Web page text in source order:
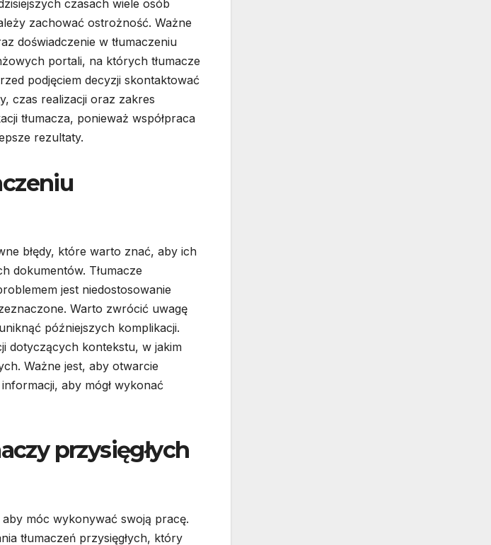
czasach wiele osób
zachować ostrożność. Ważne
doświadczenie w tłumaczeniu
portali, na których tłumacze
podjęciem decyzji skontaktować
czas realizacji oraz zakres
tłumacza, ponieważ współpraca
rezultaty.
błędy, które warto znać, aby ich
dokumentów. Tłumacze
jest niedostosowanie
Warto zwrócić uwagę
późniejszych komplikacji.
dotyczących kontekstu, w jakim
Ważne jest, aby otwarcie
aby mógł wykonać
przysięgłych
móc wykonywać swoją pracę.
tłumaczeń przysięgłych, który